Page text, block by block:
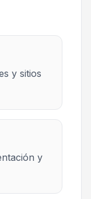
y sitios
y